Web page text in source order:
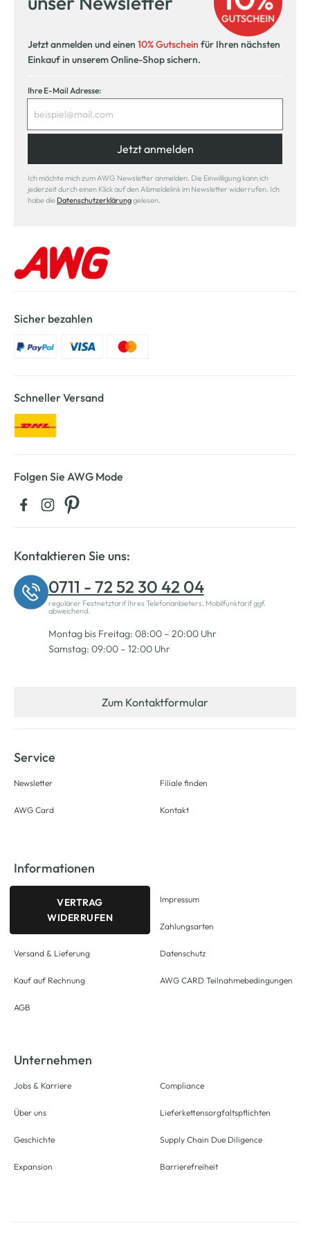
Jetzt anmelden und einen 10% Gutschein für Ihren nächsten
Einkauf in unserem Online-Shop sichern.
Ihre E-Mail Adresse:
Jetzt anmelden
Ich möchte mich zum AWG Newsletter anmelden. Die Einwilligung kann ich
jederzeit durch einen Klick auf den Abmeldelink im Newsletter widerrufen. Ich
habe die Datenschutzerklärunggelesen.
Sicher bezahlen
Schneller Versand
Folgen Sie AWG Mode
Kontaktieren Sie uns:
0711 - 72 52 30 42 04
regulärer Festnetztarif Ihres Telefonanbieters, Mobilfunktarif ggf.
abweichend.
Montag bis Freitag: 08:00 – 20:00 Uhr
Samstag: 09:00 – 12:00 Uhr
Zum Kontaktformular
Service
Newsletter
AWG Card
Filiale finden
Kontakt
Informationen
VERTRAG
WIDERRUFEN
Versand & Lieferung
Kauf auf Rechnung
AGB
Impressum
Zahlungsarten
Datenschutz
AWG CARD Teilnahmebedingungen
Unternehmen
Jobs & Karriere
Über uns
Geschichte
Expansion
Compliance
Lieferkettensorgfaltspflichten
Supply Chain Due Diligence
Barrierefreiheit